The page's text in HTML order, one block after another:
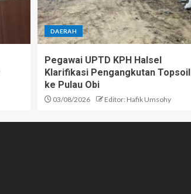
DAERAH
Pegawai UPTD KPH Halsel
Klarifikasi Pengangkutan Topsoil
ke Pulau Obi
03/08/2026 Editor: Hafik Umsohy